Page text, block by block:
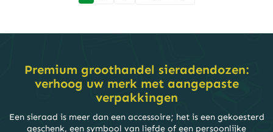
Premium groothandel sieradendozen:
verhoog uw merk met aangepaste
verpakkingen
Een sieraad is meer dan een accessoire; het is een gekoesterd
geschenk, een symbool van liefde of een persoonlijke